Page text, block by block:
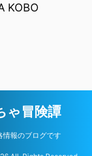
KOBO
ゃ冒険譚
情報のブログです